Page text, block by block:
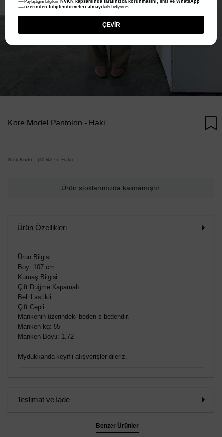
Kore Model Pantolon - Haki
Stok Kodu (MD4275_Haki)
Ürün stoklarımızda kalmamıştır.
Ürün Özellikleri
Ürün Bilgisi
Boy: 107 cm
Kumaş Bilgisi
Çift Düğme Kapamalı
Beli Lastikli
Çift Cepli
Mankenin üzerindeki beden s bedendir.
Manken kg: 55
Manken Boyu: 1.72
Mydukkanda keyifli alışverişler dileriz.
Teslimat ve İade
Benzer Ürünler
Paylaştığım bilgilerin KVKK kapsamında tarafınızca korunmasını, sms ve WhatsApp
üzerinden bilgilendirmeleri almayı kabul ediyorum.
ÇEVİR